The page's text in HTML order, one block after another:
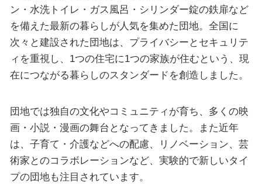
ン・水洗トイレ・ガス風呂・シリンダー錠の鉄扉など
を備えた最新の暮らしが人気を集めた団地。全国に
次々と建設された団地は、プライバシーとセキュリテ
ィを重視し、1つの住宅に1つの家族が住むという、現
在につながる暮らしのスタンダードを創造しました。
団地では独自の文化やコミュニティが育ち、多くの映
画・小説・漫画の舞台となってきました。また近年
は、子育て・介護などへの配慮、リノベーション、芸
術家とのコラボレーションなど、実験的で新しいタイ
プの団地も注目されています。